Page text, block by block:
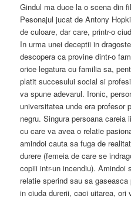
Gindul ma duce la o scena din
Pesonajul jucat de Antony
de culoare, dar care, printr-o
In urma unei deceptii in
descopera ca provine dintr-o
orice legatura cu familia sa,
platit succesului social si
va spune adevarul. Ironic,
universitatea unde era
negru. Singura persoana
cu care va avea o relatie
amindoi cauta sa fuga de
durere (femeia de care se
copiii intr-un incendiu). Amindoi
relatie sperind sau sa
in ciuda durerii, caci uitarea, ori